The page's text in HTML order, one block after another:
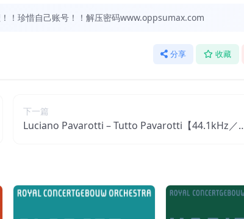
！珍惜自己账号！！解压密码www.oppsumax.com
分享 收藏
下一篇
Luciano Pavarotti – Tutto Pavarotti【44.1kHz／1